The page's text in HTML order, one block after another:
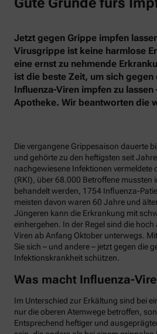
Jetzt gegen Grippe impfen
Virusgrippe ist keine harmlose
eine ernst zu nehmende
ist die beste Zeit, um sich
Influenza-Viren impfen zu lassen
Apotheke. Wir beantworten die
Die vergangene Grippesaison dauerte
und gehörte zu den heftigsten seit
nachgewiesene Infektionen
(RKI), über 68.000 Betroffene mussten
behandelt werden, 1754 Influenza-
meisten davon waren 60 Jahre und
Jüngeren kann die Erkrankung mit
einhergehen. In der Regel sind die
Viren ab Anfang Oktober unterwegs.
Sie sich – und andere – jetzt gegen die
Infektionskrankheit schützen.
Was macht Influenza-
Im Unterschied zur Erkältung sind bei
nur die oberen Atemwege betroffen,
Entsprechend heftiger und